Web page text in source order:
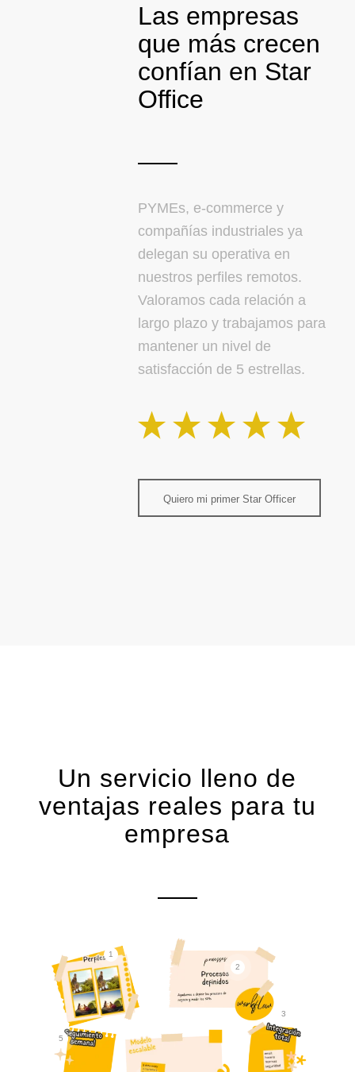
Las empresas
que más crecen
confían en Star
Office
PYMEs, e-commerce y
compañías industriales ya
delegan su operativa en
nuestros perfiles remotos.
Valoramos cada relación a
largo plazo y trabajamos para
mantener un nivel de
satisfacción de 5 estrellas.
Quiero mi primer Star Officer
Un servicio lleno de
ventajas reales para tu
empresa
1
2
3
5